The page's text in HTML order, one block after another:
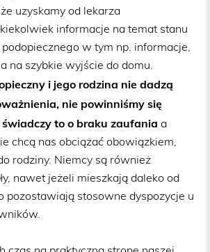
uzyskamy od lekarza
informacje na temat stanu
w tym np. informacje,
na szybkie wyjście do domu.
i jego rodzina nie dadzą
nie powinniśmy się
to o braku zaufania a
chcą nas obciążać obowiązkiem,
rodziny. Niemcy są również
nawet jeżeli mieszkają daleko od
pozostawiają stosowne dyspozycje u